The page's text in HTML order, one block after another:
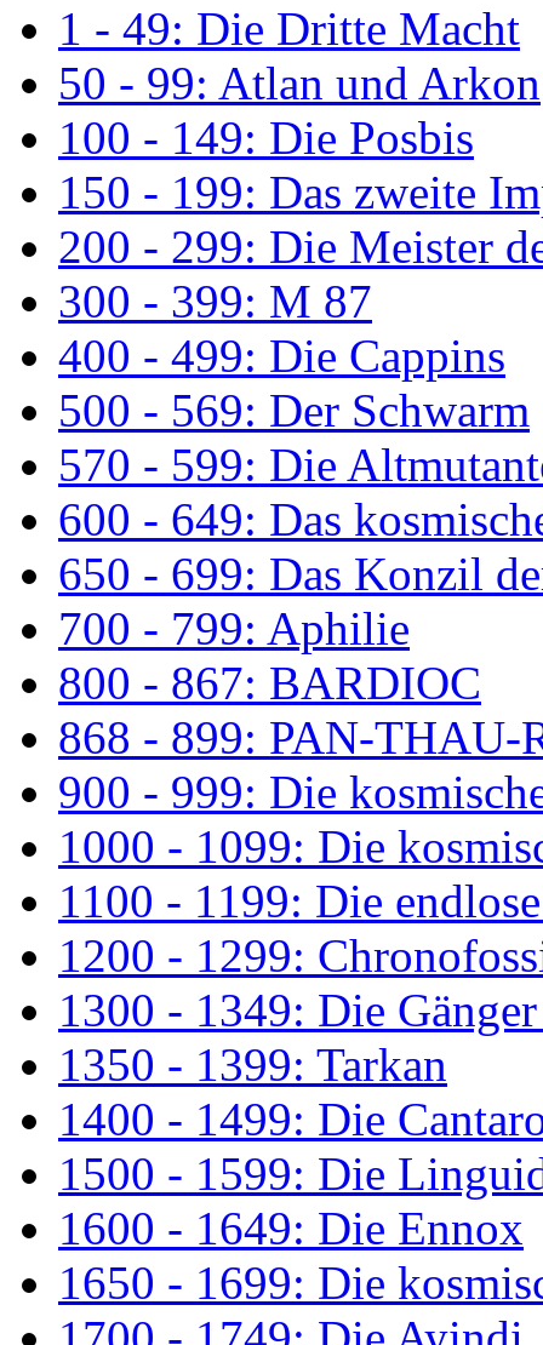
1 - 49: Die Dritte Macht
50 - 99: Atlan und Arkon
100 - 149: Die Posbis
150 - 199: Das zweite
200 - 299: Die Meister
300 - 399: M 87
400 - 499: Die Cappins
500 - 569: Der Schwarm
570 - 599: Die
600 - 649: Das
650 - 699: Das Konzil
700 - 799: Aphilie
800 - 867: BARDIOC
868 - 899: PAN-THAU-
900 - 999: Die
1000 - 1099: Die
1100 - 1199: Die
1200 - 1299:
1300 - 1349: Die Gänger
1350 - 1399: Tarkan
1400 - 1499: Die
1500 - 1599: Die
1600 - 1649: Die Ennox
1650 - 1699: Die